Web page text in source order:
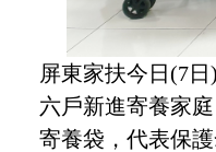
屏東家扶今日(7
六戶新進寄養家
寄養袋，代表保